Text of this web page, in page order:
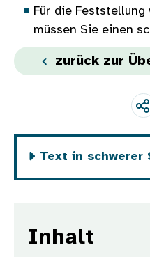
Für die Feststellung
müssen Sie einen
zurück zur
Text in schwerer
Inhalt